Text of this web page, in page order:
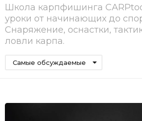
Школа карпфишинга
уроки от начинающих до
Снаряжение, оснастки,
ловли карпа.
Самые обсуждаемые